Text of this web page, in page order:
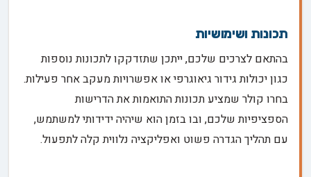
תכונות ושימושיות
בהתאם לצרכים שלכם, ייתכן שתזדקקו לתכונות נוספות
כגון יכולות גידור גיאוגרפי או אפשרויות מעקב אחר פעילות.
בחרו קולר שמציע תכונות התואמות את הדרישות
הספציפיות שלכם, ובו בזמן הוא שיהיה ידידותי למשתמש,
עם תהליך הגדרה פשוט ואפליקציה נלווית קלה לתפעול.